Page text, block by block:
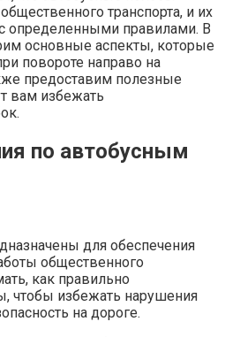
транспорта, и их
определенными правилами. В
основные аспекты, которые
повороте направо на
предоставим полезные
вам избежать
по автобусным
для обеспечения
общественного
как правильно
чтобы избежать нарушения
на дороге.